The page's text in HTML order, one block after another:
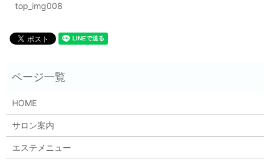
top_img008
HOME
サロン案内
エステメニュー